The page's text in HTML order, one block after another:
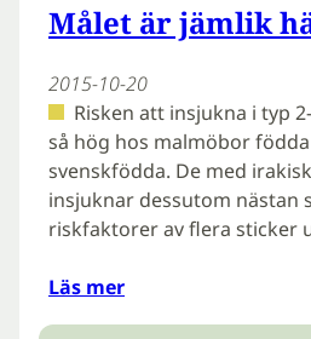
Målet är jämlik
2015-10-20
Risken att insjukna i typ
så hög hos malmöbor
svenskfödda. De med
insjuknar dessutom nästan
riskfaktorer av flera sticker
Läs mer